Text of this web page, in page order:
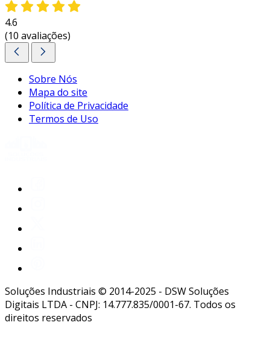
4.6
(10 avaliações)
Sobre Nós
Mapa do site
Política de Privacidade
Termos de Uso
Soluções Industriais © 2014-2025 - DSW Soluções
Digitais LTDA - CNPJ: 14.777.835/0001-67. Todos os
direitos reservados